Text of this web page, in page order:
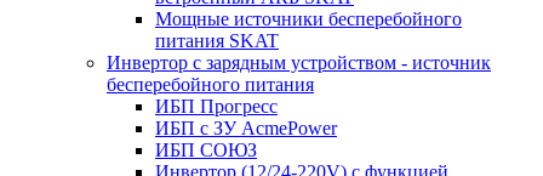
Мощные источники бесперебойного
питания SKAT
Инвертор с зарядным устройством - источник
бесперебойного питания
ИБП Прогресс
ИБП с ЗУ AcmePower
ИБП СОЮЗ
Инвертор (12/24-220V) с функцией